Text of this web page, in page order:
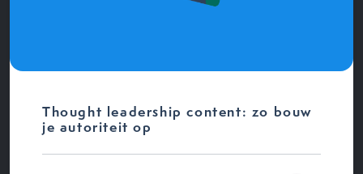
Thought leadership content: zo bouw
je autoriteit op